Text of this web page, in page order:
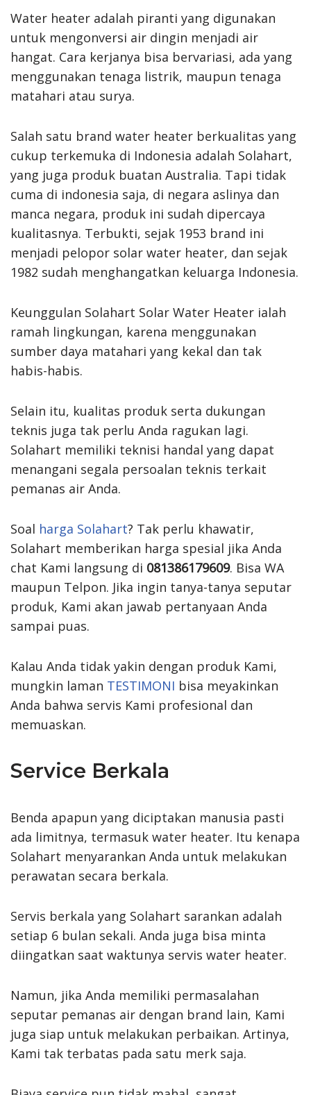
Water heater adalah piranti yang digunakan
untuk mengonversi air dingin menjadi air
hangat. Cara kerjanya bisa bervariasi, ada yang
menggunakan tenaga listrik, maupun tenaga
matahari atau surya.
Salah satu brand water heater berkualitas yang
cukup terkemuka di Indonesia adalah Solahart,
yang juga produk buatan Australia. Tapi tidak
cuma di indonesia saja, di negara aslinya dan
manca negara, produk ini sudah dipercaya
kualitasnya. Terbukti, sejak 1953 brand ini
menjadi pelopor solar water heater, dan sejak
1982 sudah menghangatkan keluarga Indonesia.
Keunggulan Solahart Solar Water Heater ialah
ramah lingkungan, karena menggunakan
sumber daya matahari yang kekal dan tak
habis-habis.
Selain itu, kualitas produk serta dukungan
teknis juga tak perlu Anda ragukan lagi.
Solahart memiliki teknisi handal yang dapat
menangani segala persoalan teknis terkait
pemanas air Anda.
Soal harga Solahart? Tak perlu khawatir,
Solahart memberikan harga spesial jika Anda
chat Kami langsung di 081386179609. Bisa WA
maupun Telpon. Jika ingin tanya-tanya seputar
produk, Kami akan jawab pertanyaan Anda
sampai puas.
Kalau Anda tidak yakin dengan produk Kami,
mungkin laman TESTIMONI bisa meyakinkan
Anda bahwa servis Kami profesional dan
memuaskan.
Service Berkala
Benda apapun yang diciptakan manusia pasti
ada limitnya, termasuk water heater. Itu kenapa
Solahart menyarankan Anda untuk melakukan
perawatan secara berkala.
Servis berkala yang Solahart sarankan adalah
setiap 6 bulan sekali. Anda juga bisa minta
diingatkan saat waktunya servis water heater.
Namun, jika Anda memiliki permasalahan
seputar pemanas air dengan brand lain, Kami
juga siap untuk melakukan perbaikan. Artinya,
Kami tak terbatas pada satu merk saja.